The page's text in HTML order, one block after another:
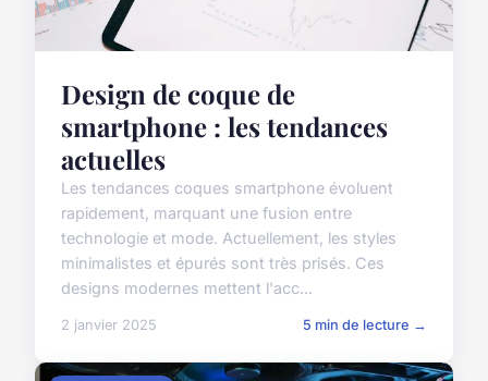
Design de coque de
smartphone : les tendances
actuelles
Les tendances coques smartphone évoluent
rapidement, marquant une fusion entre
technologie et mode. Actuellement, les styles
minimalistes et épurés sont très prisés. Ces
designs modernes mettent l'acc...
2 janvier 2025 5 min de lecture →